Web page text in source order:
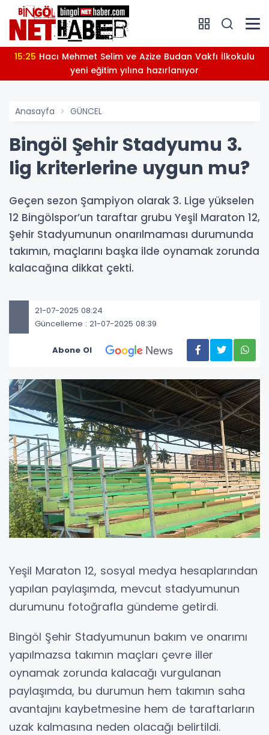
15:25
yeni eğitim yılına hazırlanıyor
Anasayfa GÜNCEL
Bingöl Şehir Stadyumu 3.
lig kriterlerine uygun mu?
Geçen sezon Şampiyon olarak 3. Lige yükselen
12 Bingölspor’un taraftar grubu Yeşil Maraton 12,
Şehir Stadyumunun onarılmaması durumunda
takımın, maçlarını başka ilde oynamak zorunda
kalacağına dikkat çekti.
21-07-2025 08:24
Güncelleme : 21-07-2025 08:39
Abone Ol
Yeşil Maraton 12, sosyal medya hesaplarından
yapılan paylaşımda, mevcut stadyumunun
durumunu fotoğrafla gündeme getirdi.
Bingöl Şehir Stadyumunun bakım ve onarımı
yapılmazsa takımın maçları çevre iller
oynamak zorunda kalacağı vurgulanan
paylaşımda, bu durumun hem takımın saha
avantajını kaybetmesine hem de taraftarların
uzak kalmasına neden olacağı belirtildi.